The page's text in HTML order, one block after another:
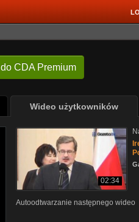
do CDA Premium
Wideo użytkowników
02:34
Autoodtwarzanie następnego wideo